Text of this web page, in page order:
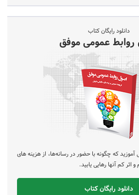
دانلود رایگان کتاب
روابط عمومی موفق
آموزید که چگونه با حضور در رسانه‌ها، از هزینه های
اثر کم آنها رهایی یابید.
دانلود رایگان کتاب